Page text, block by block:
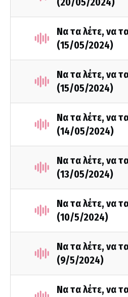
Να τα λέτε, να
(15/05/2024)
Να τα λέτε, να
(15/05/2024)
Να τα λέτε, να
(14/05/2024)
Να τα λέτε, να
(13/05/2024)
Να τα λέτε, να
(10/5/2024)
Να τα λέτε, να
(9/5/2024)
Να τα λέτε, να